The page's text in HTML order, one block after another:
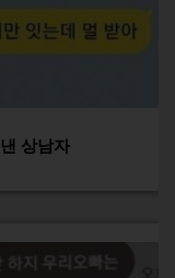
상남자